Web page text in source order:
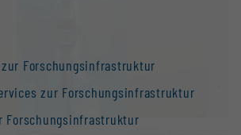
Forschungs­infrastruktur
zur Forschungs­infrastruktur
Forschungs­infrastruktur